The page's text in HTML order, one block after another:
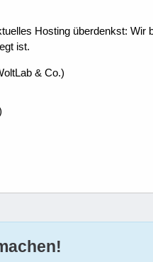
Hosting überdenkst:
ist.
& Co.)